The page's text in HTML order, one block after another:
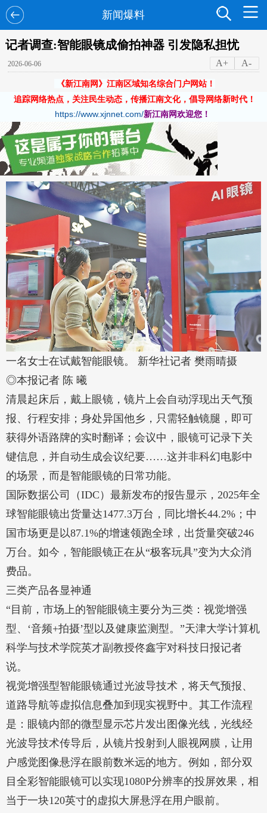
新闻爆料
记者调查:智能眼镜成偷拍神器 引发隐私担忧
2026-06-06 A+ A-
《新江南网》江南区域知名综合门户网站！
追踪网络热点，关注民生动态，传播江南文化，倡导网络新时代！
https://www.xjnnet.com/新江南网欢迎您！
一名女士在试戴智能眼镜。 新华社记者 樊雨晴摄
◎本报记者 陈 曦
清晨起床后，戴上眼镜，镜片上会自动浮现出天气预
报、行程安排；身处异国他乡，只需轻触镜腿，即可
获得外语路牌的实时翻译；会议中，眼镜可记录下关
键信息，并自动生成会议纪要……这并非科幻电影中
的场景，而是智能眼镜的日常功能。
国际数据公司（IDC）最新发布的报告显示，2025年全
球智能眼镜出货量达1477.3万台，同比增长44.2%；中
国市场更是以87.1%的增速领跑全球，出货量突破246
万台。如今，智能眼镜正在从“极客玩具”变为大众消
费品。
三类产品各显神通
“目前，市场上的智能眼镜主要分为三类：视觉增强
型、‘音频+拍摄’型以及健康监测型。”天津大学计算机
科学与技术学院英才副教授佟鑫宇对科技日报记者
说。
视觉增强型智能眼镜通过光波导技术，将天气预报、
道路导航等虚拟信息叠加到现实视野中。其工作流程
是：眼镜内部的微型显示芯片发出图像光线，光线经
光波导技术传导后，从镜片投射到人眼视网膜，让用
户感觉图像悬浮在眼前数米远的地方。例如，部分双
目全彩智能眼镜可以实现1080P分辨率的投屏效果，相
当于一块120英寸的虚拟大屏悬浮在用户眼前。